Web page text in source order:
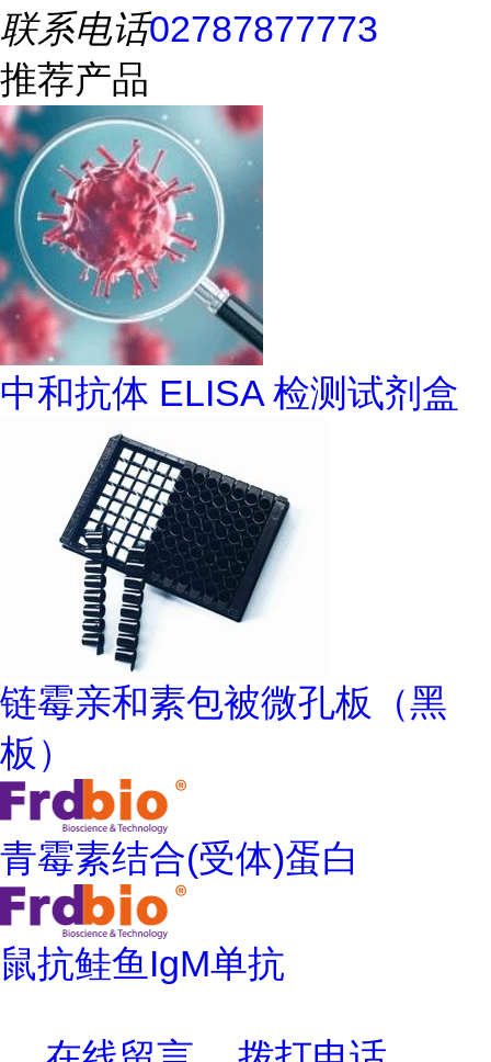
联系电话02787877773
推荐产品
中和抗体 ELISA 检测试剂盒
链霉亲和素包被微孔板（黑
板）
青霉素结合(受体)蛋白
鼠抗鲑鱼IgM单抗